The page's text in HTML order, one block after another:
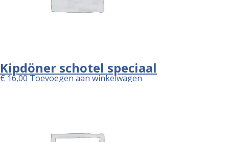
Kipdöner schotel speciaal
€16,00Toevoegen aan winkelwagen